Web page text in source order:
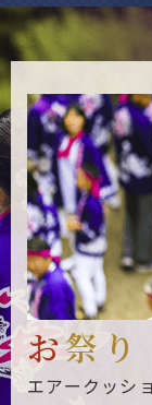
お祭り
エアークッシ